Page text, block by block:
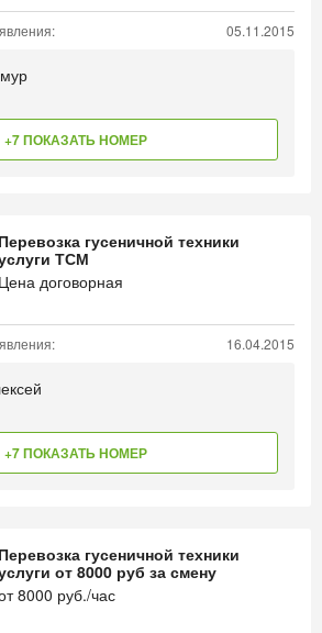
05.11.2015
+7 ПОКАЗАТЬ НОМЕР
Перевозка гусеничной техники
ТСМ
Цена договорная
16.04.2015
+7 ПОКАЗАТЬ НОМЕР
Перевозка гусеничной техники
от 8000 руб за смену
8000 руб./час